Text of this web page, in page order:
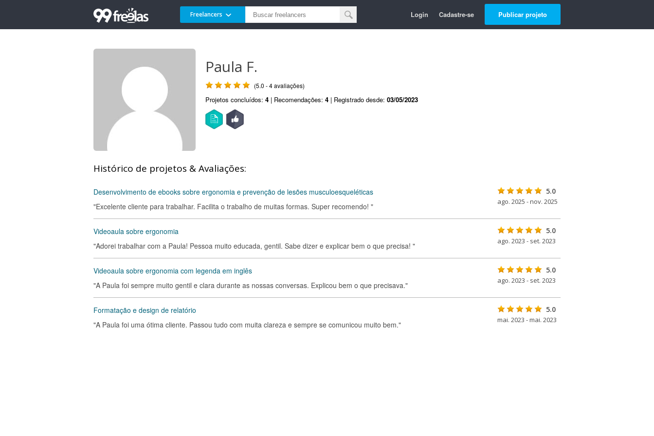
Freelancers Login Cadastre-se Publicar projeto
Paula F.
(5.0 - 4 avaliações)
Projetos concluídos: 4 | Recomendações: 4 | Registrado desde: 03/05/2023
Histórico de projetos & Avaliações:
Desenvolvimento de ebooks sobre ergonomia e prevenção de lesões musculoesqueléticas
"Excelente cliente para trabalhar. Facilita o trabalho de muitas formas. Super recomendo! "
5.0
ago. 2025 - nov. 2025
Videoaula sobre ergonomia
"Adorei trabalhar com a Paula! Pessoa muito educada, gentil. Sabe dizer e explicar bem o que precisa! "
5.0
ago. 2023 - set. 2023
Videoaula sobre ergonomia com legenda em inglês
"A Paula foi sempre muito gentil e clara durante as nossas conversas. Explicou bem o que precisava."
5.0
ago. 2023 - set. 2023
Formatação e design de relatório
"A Paula foi uma ótima cliente. Passou tudo com muita clareza e sempre se comunicou muito bem."
5.0
mai. 2023 - mai. 2023